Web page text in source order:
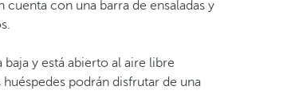
con una barra de ensaladas y
baja y está abierto al aire libre
podrán disfrutar de una